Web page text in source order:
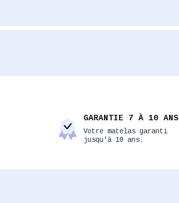
GARANTIE 7 À 10 ANS
Votre matelas garanti
jusqu'à 10 ans.